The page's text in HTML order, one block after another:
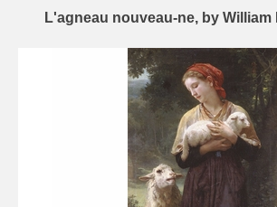
L'agneau nouveau-ne, by